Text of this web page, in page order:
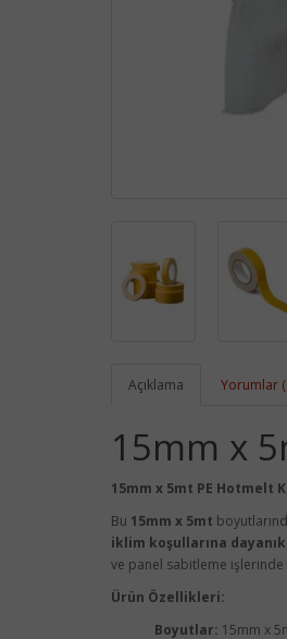
Açıklama Yorumlar
15mm x
15mm x 5mt PE Hotmelt
Bu 15mm x 5mt
iklim koşullarına
ve panel sabitleme işlerinde
Ürün Özellikleri:
Boyutlar: 15mm x